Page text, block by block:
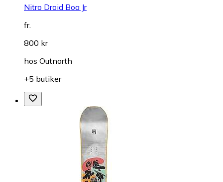
Nitro Droid Boa Jr
fr.
800 kr
hos Outnorth
+5 butiker